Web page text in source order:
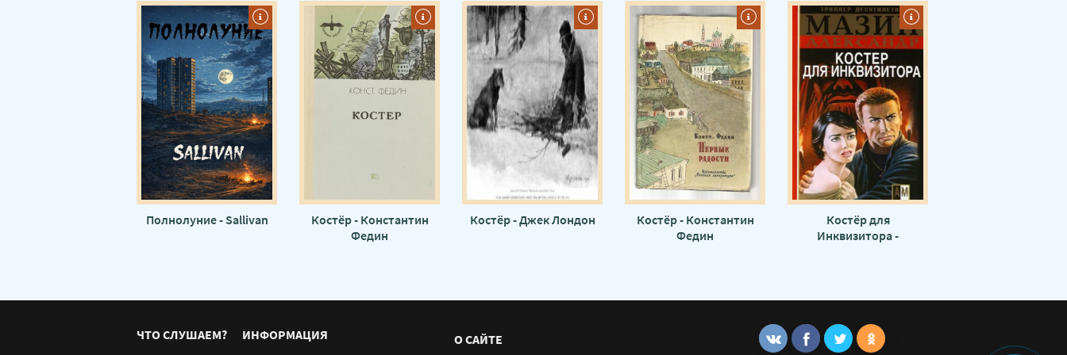
Полнолуние - Sallivan
Костёр - Константин
Федин
Костёр - Джек Лондон
Костёр - Константин
Федин
Костёр для
Инквизитора -
ЧТО СЛУШАЕМ? ИНФОРМАЦИЯ О САЙТЕ